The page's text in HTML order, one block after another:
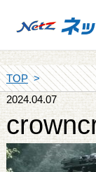
TOP
2024.04.07